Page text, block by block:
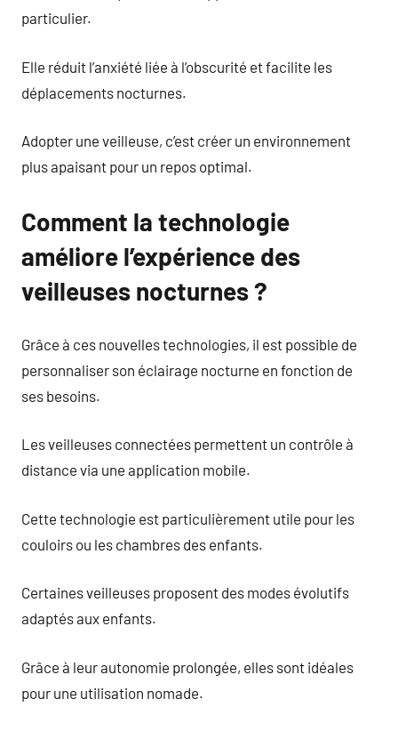
particulier.
Elle réduit l’anxiété liée à l’obscurité et facilite les
déplacements nocturnes.
Adopter une veilleuse, c’est créer un environnement
plus apaisant pour un repos optimal.
Comment la technologie
améliore l’expérience des
veilleuses nocturnes ?
Grâce à ces nouvelles technologies, il est possible de
personnaliser son éclairage nocturne en fonction de
ses besoins.
Les veilleuses connectées permettent un contrôle à
distance via une application mobile.
Cette technologie est particulièrement utile pour les
couloirs ou les chambres des enfants.
Certaines veilleuses proposent des modes évolutifs
adaptés aux enfants.
Grâce à leur autonomie prolongée, elles sont idéales
pour une utilisation nomade.